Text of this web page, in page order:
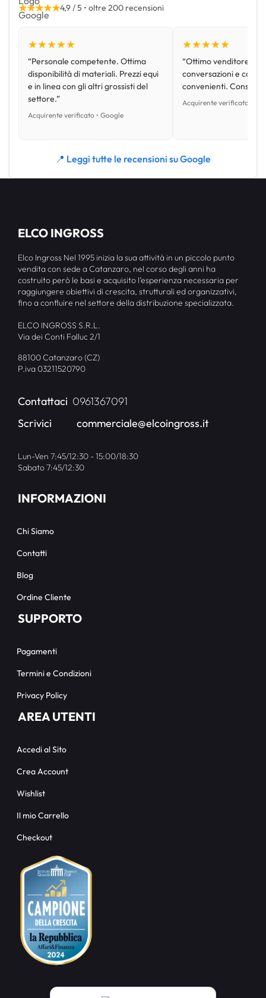
★★★★★4,9 / 5 • oltre 200 recensioni
★★★★★
“Personale competente. Ottima
disponibilità di materiali. Prezzi equi
e in linea con gli altri grossisti del
settore.”
Acquirente verificato • Google
★★★★★
“Ottimo venditore,
conversazioni e con
convenienti.
Acquirente verificato •
📍 Leggi tutte le recensioni su Google
ELCO INGROSS
Elco Ingross Nel 1995 inizia la sua attività in un piccolo punto
vendita con sede a Catanzaro, nel corso degli anni ha
costruito però le basi e acquisito l’esperienza necessaria per
raggiungere obiettivi di crescita, strutturali ed organizzativi,
fino a confluire nel settore della distribuzione specializzata.
ELCO INGROSS S.R.L.
Via dei Conti Falluc 2/1
88100 Catanzaro (CZ)
P.iva 03211520790
Contattaci 0961367091
Scrivici
commerciale@elcoingross.it
Lun-Ven 7:45/12:30 - 15:00/18:30
Sabato 7:45/12:30
INFORMAZIONI
Chi Siamo
Contatti
Blog
Ordine Cliente
SUPPORTO
Pagamenti
Termini e Condizioni
Privacy Policy
AREA UTENTI
Accedi al Sito
Crea Account
Wishlist
Il mio Carrello
Checkout